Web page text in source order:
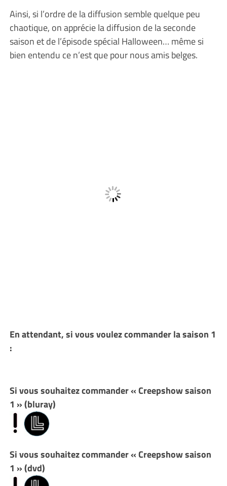
Ainsi, si l’ordre de la diffusion semble quelque peu
chaotique, on apprécie la diffusion de la seconde
saison et de l’épisode spécial Halloween… même si
bien entendu ce n’est que pour nous amis belges.
En attendant, si vous voulez commander la saison 1
:
Si vous souhaitez commander « Creepshow saison
1 » (bluray)
Si vous souhaitez commander « Creepshow saison
1 » (dvd)